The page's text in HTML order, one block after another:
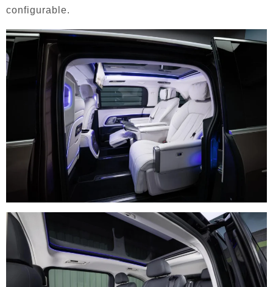
configurable.